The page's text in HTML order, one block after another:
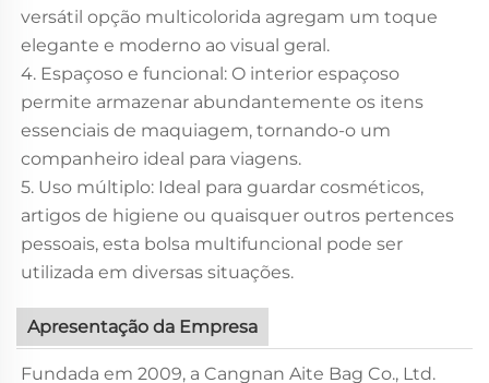
versátil opção multicolorida agregam um toque
elegante e moderno ao visual geral.
4. Espaçoso e funcional: O interior espaçoso
permite armazenar abundantemente os itens
essenciais de maquiagem, tornando-o um
companheiro ideal para viagens.
5. Uso múltiplo: Ideal para guardar cosméticos,
artigos de higiene ou quaisquer outros pertences
pessoais, esta bolsa multifuncional pode ser
utilizada em diversas situações.
Apresentação da Empresa
Fundada em 2009, a Cangnan Aite Bag Co., Ltd.